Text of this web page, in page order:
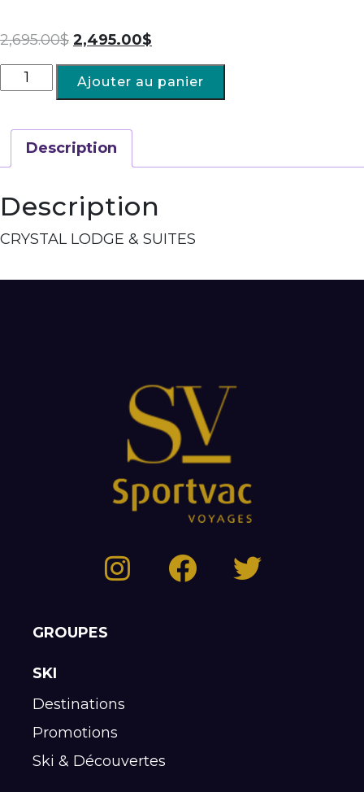
2,695.00$ 2,495.00$
Ajouter au panier
Description
Description
CRYSTAL LODGE & SUITES
GROUPES
SKI
Destinations
Promotions
Ski & Découvertes